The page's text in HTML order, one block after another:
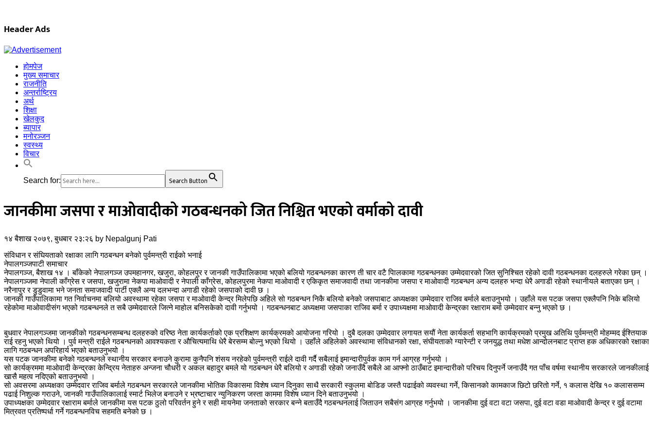
Header Ads
होमपेज
मुख्य समाचार
राजनीति
अन्तर्राष्ट्रिय
अर्थ
शिक्षा
खेलकुद
ब्यापार
मनोरञ्जन
स्वस्थ्य
विचार
Search for: Search Button
जानकीमा जसपा र माओवादीको गठबन्धनको जित निश्चित भएको वर्माको दावी
१४ बैशाख २०७९, बुधबार २३:२६ by Nepalgunj Pati
संविधान र संघियताको रक्षाका लागि गठबन्धन बनेको पुर्वमन्त्री राईको भनाई
नेपालगञ्जपाटी समाचार
नेपालगञ्ज, बैशाख १४ । बाँकेको नेपालगञ्ज उपमहानगर, खजुरा, कोहलपुर र जानकी गाउँपालिकामा भएको बलियो गठबन्धनका कारण ती चार वटै पािलकामा गठबन्धनका उम्मेदवारको जित सुनिश्चित रहेको दावी गठबन्धनका दलहरुले गरेका छन् ।
नेपालगञ्जमा नेपाली काँग्रेस र जसपा, खजुरामा नेकपा माओवादी र नेपाली काँग्रेस, कोहलपुरमा नेकपा माओवादी र एकिकृत समाजवादी तथा जानकीमा जसपा र माओवादी गठबन्धन अन्य दलहरु भन्दा धेरै अगाडी रहेको स्थानीयले बताएका छन् ।
नरैनापुर र डुडुवामा भने जनता समाजवादी पार्टी एक्लै अन्य दलभन्दा अगाडी रहेको जसपाको दावी छ ।
जानकी गाउँपालिकामा गत निर्वाचनमा बलियो अवस्थामा रहेका जसपा र माओवादी केन्द्र मिलेपछि अहिले सो गठबन्धन निकै बलियो बनेको जसपाबाट अध्यक्षका उम्मेदवार राजिव बर्माले बताउनुभयो । उहाँले यस पटक जसपा एक्लैपनि निके बलियो
रहेकोमा माओवादीसंग भएको गठबन्धनले त सबै उम्मेदवारले जित्ने माहोल बनिसकेको दावी गर्नुभयो । गठबन्धनबाट अध्यक्षमा जसपाका राजिव बर्मा र उपाध्यक्षमा माओवादी केन्द्रका रक्षाराम बर्मा उम्मेदवार बन्नु भएको छ ।
बुधवार नेपालगञ्जमा जानकीको गठबन्धनसम्बन्ध दलहरुको वरिष्ठ नेता कार्यकर्ताको एक प्रशिक्षण कार्यक्रमको आयोजना गरियो । दुबै दलका उम्मेदवार लगायत सयौं नेता कार्यकर्ता सहभागि कार्यक्रमको प्रमुख अतिथि पुर्वमन्त्री मोहम्मद ईश्तियाक
राई रहनु भएको थियो । पुर्व मन्त्री राईले गठबन्धनको आवश्यकता र औचित्यमाथि धेरै बेरसम्म बोल्नु भएको थियो । उहाँले अहिलेको अवस्थामा संविधानको रक्षा, संघीयताको ग्यारेन्टी र जनयुद्ध तथा मधेश आन्दोलनबाट प्राप्त हक अधिकारको रक्षाका
लागि गठबन्धन अपरिहार्य भएको बताउनुभयो ।
यस पटक जानकीमा बनेको गठबन्धनले स्थानीय सरकार बनाउने कुरामा कुनैपनि शंसय नरहेको पुर्वमन्त्री राईले दावी गर्दै सबैलाई इमान्दारीपुर्वक काम गर्न आग्रह गर्नुभयो ।
सो कार्यक्रममा माओवादी केन्द्रका केन्द्रिय नेताहरु अन्जना चौधरी र अकल बहादुर बमले यो गठबन्धन धेरै बलियो र अगाडी रहेको जनाउँदै सबैले आ आफ्नो ठाउँबाट इमान्दारीको परिचय दिनुपर्ने जनाउँदै गत पाँच वर्षमा स्थानीय सरकारले जानकीलाई
खासै महत्व नदिएको बताउनुभयो ।
सो अवसरमा अध्यक्षका उम्मेदवार राजिव बर्माले गठबन्धन सरकारले जानकीमा भोतिक विकासमा विशेष ध्यान दिनुका साथै सरकारी स्कुलमा बोडिङ जस्तै पढाईको व्यवस्था गर्ने, किसानको कामकाज छिटो छरितो गर्ने, १ कलास देखि १० कलाससम्म
पढाई निशुल्क गराउने, जानकी गाउँपालिकालाई स्मार्ट भिलेज बनाउने र भ्रष्टाचार न्युनिकरण जस्ता काममा विशेष ध्यान दिने बताउनुभयो ।
उपाध्यक्षका उम्मेदवार रक्षाराम बर्माले जानकीमा यस पटक ठुलो परिवर्तन हुने र सही मायनेमा जनताको सरकार बन्ने बताउँदै गठबन्धनलाई जिताउन सबैसंग आग्रह गर्नुभयो । जानकीमा दुई वटा वटा जसपा, दुई वटा वडा माओवादी केन्द्र र दुई वटामा
मित्रवत प्रतिष्पर्धा गर्ने गठबन्धनविच सहमति बनेको छ ।